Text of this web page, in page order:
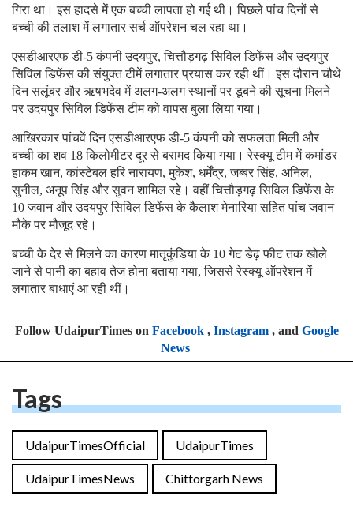
गिरा था। इस हादसे में एक बच्ची लापता हो गई थी। पिछले पांच दिनों से
बच्ची की तलाश में लगातार सर्च ऑपरेशन चल रहा था।
एसडीआरएफ डी-5 कंपनी उदयपुर, चित्तौड़गढ़ सिविल डिफेंस और उदयपुर
सिविल डिफेंस की संयुक्त टीमें लगातार प्रयास कर रही थीं। इस दौरान चौथे
दिन सलूंबर और ऋषभदेव में अलग-अलग स्थानों पर डूबने की सूचना मिलने
पर उदयपुर सिविल डिफेंस टीम को वापस बुला लिया गया।
आखिरकार पांचवें दिन एसडीआरएफ डी-5 कंपनी को सफलता मिली और
बच्ची का शव 18 किलोमीटर दूर से बरामद किया गया। रेस्क्यू टीम में कमांडर
हाकम खान, कांस्टेबल हरि नारायण, मुकेश, धर्मेंद्र, जब्बर सिंह, अनिल,
सुनील, अनूप सिंह और सुवन शामिल रहे। वहीं चित्तौड़गढ़ सिविल डिफेंस के
10 जवान और उदयपुर सिविल डिफेंस के कैलाश मेनारिया सहित पांच जवान
मौके पर मौजूद रहे।
बच्ची के देर से मिलने का कारण मातृकुंडिया के 10 गेट डेढ़ फीट तक खोले
जाने से पानी का बहाव तेज होना बताया गया, जिससे रेस्क्यू ऑपरेशन में
लगातार बाधाएं आ रही थीं।
Follow UdaipurTimes on Facebook, Instagram, and Google
News
Tags
UdaipurTimesOfficial UdaipurTimes
UdaipurTimesNews Chittorgarh News